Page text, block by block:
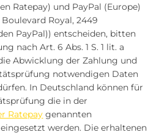
Ratepay) und PayPal (Europe)
Boulevard Royal, 2449
PayPal)) entscheiden, bitten
nach Art. 6 Abs. 1 S. 1 lit. a
Abwicklung der Zahlung und
notwendigen Daten
In Deutschland können für
die in der
Ratepay genannten
werden. Die erhaltenen